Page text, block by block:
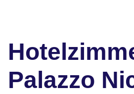
Palazzo